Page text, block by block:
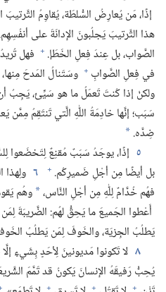
إذًا،‏ مَن يُعارِضُ السُّلطَة،‏ يُقاوِمُ
هذا التَّرتيبَ يَجلُبونَ الإدانَةَ على أنفُسِهِم.‏
الصَّواب،‏ بل عِندَ فِعلِ الخَطَإ.‏ + فهل
في فِعلِ الصَّوابِ + وسَتَنالُ المَدحَ مِنها،‏
ولكنْ إذا كُنتَ تَعمَلُ ما هو سَيِّئ،‏ يَجِبُ
سَبَب؛‏ إنَّها خادِمَةُ اللّٰهِ الَّتي تَنتَقِمُ
ضِدَّه.‏ *
٥ إذًا،‏ يوجَدُ سَبَبٌ مُقنِعٌ لِتَخضَعوا
بل أيضًا مِن أجْلِ ضَميرِكُم.‏ + ٦
فهُم خُدَّامٌ لِلّٰهِ مِن أجْلِ النَّاس،‏* وهُم
أَعْطوا الجَميعَ ما يَحِقُّ لهُم:‏ الضَّريبَةَ
يَطلُبُ الجِزيَة،‏ والخَوفَ لِمَن يَطلُبُ
٨ لا تَكونوا مَديونينَ لِأحَدٍ بِشَيءٍ
يُحِبُّ رَفيقَهُ الإنسانَ يَكونُ قد تَمَّمَ
+
+
+